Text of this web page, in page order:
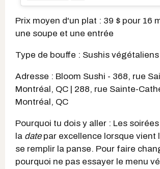
Prix moyen d'un plat : 39 $ pour 16
une soupe et une entrée
Type de bouffe : Sushis végétaliens
Adresse : Bloom Sushi - 368, rue
Montréal, QC | 288, rue Sainte-
Montréal, QC
Pourquoi tu dois y aller : Les
la datepar excellence lorsque vient
se remplir la panse. Pour faire
pourquoi ne pas essayer le menu